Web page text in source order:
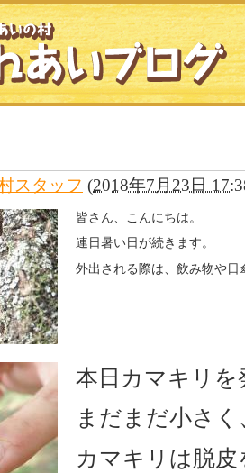
スタッフ (2018年7月23日
皆さん、こんにちは。
連日暑い日が続きます。
外出される際は、飲み物や
本日カマキリ
まだまだ小さ
カマキリは脱